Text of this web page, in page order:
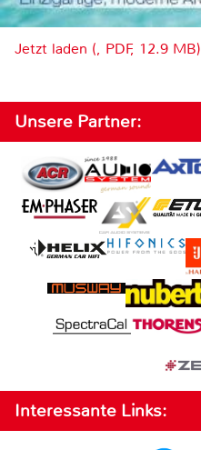
Jetzt laden (, PDF, 12.9 MB)
Unsere Partner:
Interessante Links: